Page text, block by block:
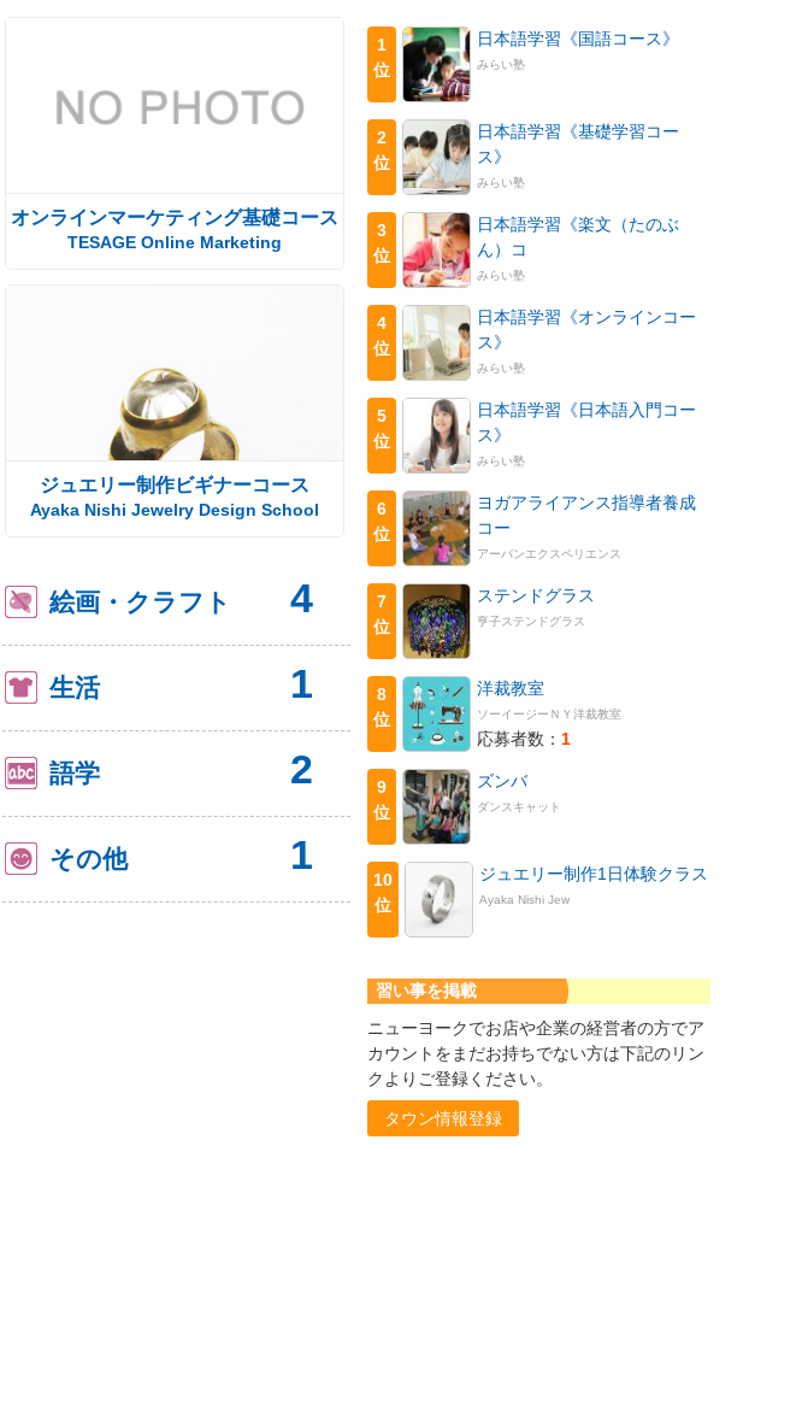
オンラインマーケティング基礎コース
TESAGE Online Marketing
ジュエリー制作ビギナーコース
Ayaka Nishi Jewelry Design School
絵画・クラフト 4
生活 1
語学 2
その他 1
1
位
日本語学習《国語コース》
みらい塾
2
位
日本語学習《基礎学習コー
ス》
みらい塾
3
位
日本語学習《楽文（たのぶ
ん）コ
みらい塾
4
位
日本語学習《オンラインコー
ス》
みらい塾
5
位
日本語学習《日本語入門コー
ス》
みらい塾
6
位
ヨガアライアンス指導者養成
コー
アーバンエクスペリエンス
7
位
ステンドグラス
亨子ステンドグラス
8
位
洋裁教室
ソーイージーＮＹ洋裁教室
応募者数： 1
9
位
ズンバ
ダンスキャット
10
位
ジュエリー制作1日体験クラス
Ayaka Nishi Jew
習い事を掲載
ニューヨークでお店や企業の経営者の方でア
カウントをまだお持ちでない方は下記のリン
クよりご登録ください。
タウン情報登録